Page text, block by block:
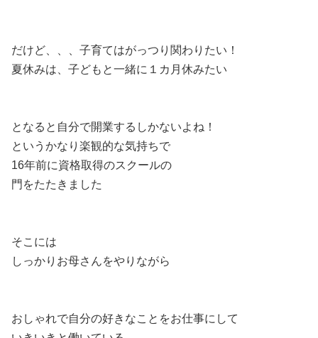
だけど、、、子育てはがっつり関わりたい！
夏休みは、子どもと一緒に１カ月休みたい
となると自分で開業するしかないよね！
というかなり楽観的な気持ちで
16年前に資格取得のスクールの
門をたたきました
そこには
しっかりお母さんをやりながら
おしゃれで自分の好きなことをお仕事にして